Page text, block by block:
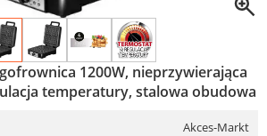
1200W, nieprzywierająca
temperatury, stalowa obudowa
Akces-Markt